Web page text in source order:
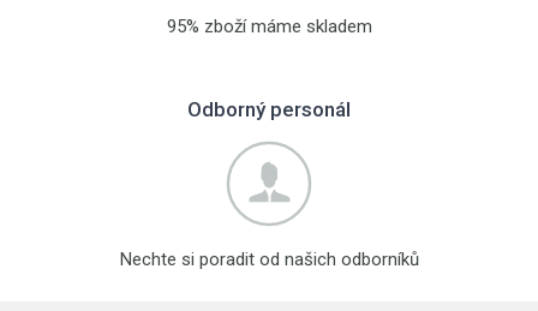
95% zboží máme skladem
Odborný personál
Nechte si poradit od našich odborníků